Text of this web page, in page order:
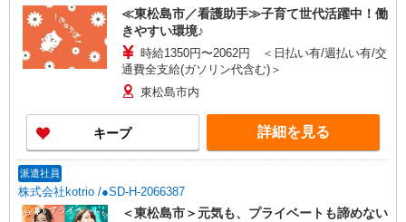
≪東松島市／看護助手≫子育て世代活躍中！働
きやすい環境♪
時給1350円〜2062円 ＜日払い有/週払い有/交
通費全支給(ガソリン代含む)＞
東松島市内
キープ 詳細を見る
派遣社員
株式会社kotrio /●SD-H-2066387
＜東松島市＞元気も、プライベートも諦めない